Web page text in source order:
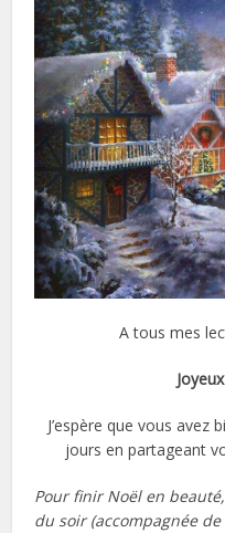
A tous mes
J’espère que vous avez
jours en partageant
Pour finir Noël en
du soir (accompagnée